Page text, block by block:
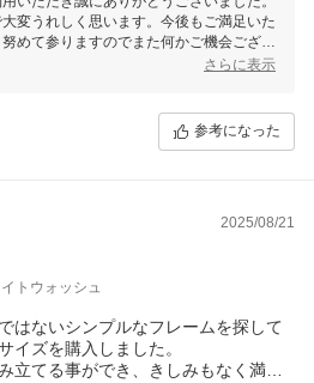
が楽々入るし、掃除もだいぶ楽にな
のですが、がたつきもなく快適に過ご
変うれしく思います。今後もご満足いた
めて参りますのでまた何かご機会ござい
さらに表示
参考になった
2025/08/21
トウォッシュ
はないシンプルなフレームを探して
イズを購入しました。
立てる事ができ、きしみもなく満足